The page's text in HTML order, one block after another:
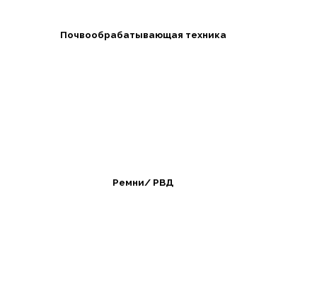
Почвообрабатывающая техника
Ремни/ РВД